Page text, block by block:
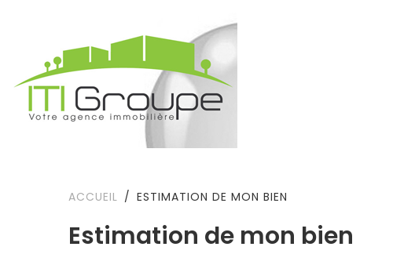
ACCUEIL ESTIMATION DE MON BIEN
Estimation de mon bien